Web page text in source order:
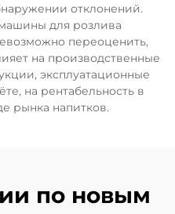
отклонений.
для розлива
переоценить,
на производственные
эксплуатационные
на рентабельность в
рынка напитков.
по новым